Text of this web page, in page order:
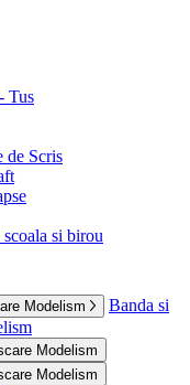
Tus
de Scris
si birou
Modelism
Banda si
Modelism
Modelism